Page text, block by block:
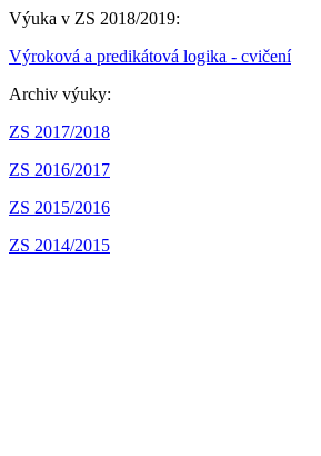
Výuka v ZS 2018/2019:
Výroková a predikátová logika - cvičení
Archiv výuky:
ZS 2017/2018
ZS 2016/2017
ZS 2015/2016
ZS 2014/2015